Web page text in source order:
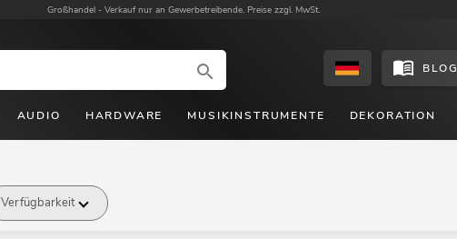
Großhandel - Verkauf nur an Gewerbetreibende. Preise zzgl. MwSt.
BLOG
AUDIO HARDWARE MUSIKINSTRUMENTE DEKORATION
Verfügbarkeit